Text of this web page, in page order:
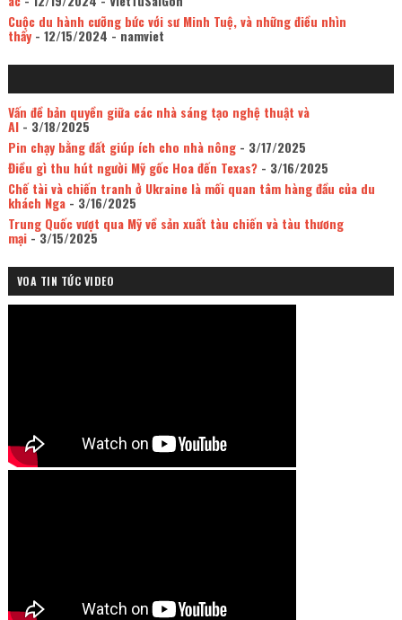
Cuộc du hành cưỡng bức với sư Minh Tuệ, và những điều nhìn
thấy- 12/15/2024 - namviet
Vấn đề bản quyền giữa các nhà sáng tạo nghệ thuật và
AI- 3/18/2025
Pin chạy bằng đất giúp ích cho nhà nông- 3/17/2025
Điều gì thu hút người Mỹ gốc Hoa đến Texas?- 3/16/2025
Chế tài và chiến tranh ở Ukraine là mối quan tâm hàng đầu của du
khách Nga- 3/16/2025
Trung Quốc vượt qua Mỹ về sản xuất tàu chiến và tàu thương
mại- 3/15/2025
VOA TIN TỨC VIDEO